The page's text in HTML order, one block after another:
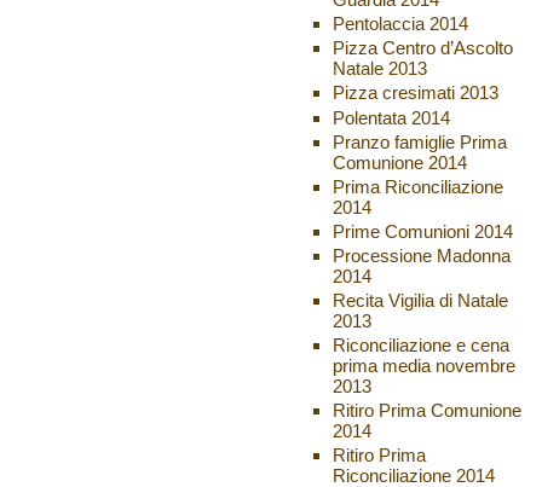
Pentolaccia 2014
Pizza Centro d’Ascolto
Natale 2013
Pizza cresimati 2013
Polentata 2014
Pranzo famiglie Prima
Comunione 2014
Prima Riconciliazione
2014
Prime Comunioni 2014
Processione Madonna
2014
Recita Vigilia di Natale
2013
Riconciliazione e cena
prima media novembre
2013
Ritiro Prima Comunione
2014
Ritiro Prima
Riconciliazione 2014